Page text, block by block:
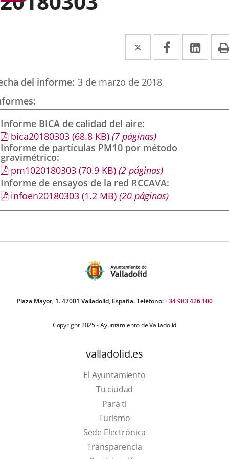
Twitter
Enlace
a
una
externa.
Facebook
Enlace
a
externa.
a
del informe 3 de marzo de 2018
Informe BICA de calidad del aire
bica20180303 (68.8 KB) (7 páginas)
Informe de partículas PM10 por método
gravimétrico
pm1020180303 (70.9 KB) (2 páginas)
Informe de ensayos de la red RCCAVA
infoen20180303 (1.2 MB) (20 páginas)
Plaza Mayor, 1. 47001 Valladolid, España. Teléfono:+34 983 426 100
Copyright 2025 - Ayuntamiento de Valladolid
valladolid.es
El Ayuntamiento
Tu ciudad
Para ti
TurismoThis
link
will
Sede Electrónica
Transparencia